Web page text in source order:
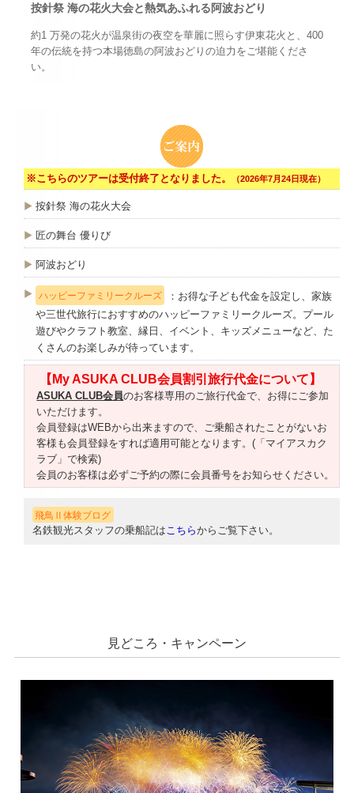
按針祭 海の花火大会と熱気あふれる阿波おどり
約1 万発の花火が温泉街の夜空を華麗に照らす伊東花火と、400
年の伝統を持つ本場徳島の阿波おどりの迫力をご堪能くださ
い。
※こちらのツアーは受付終了となりました。 （2026年7月24日現在）
按針祭 海の花火大会
匠の舞台 優りび
阿波おどり
ハッピーファミリークルーズ
：お得な子ども代金を設定し、家族
や三世代旅行におすすめのハッピーファミリークルーズ。プール
遊びやクラフト教室、縁日、イベント、キッズメニューなど、た
くさんのお楽しみが待っています。
【My ASUKA CLUB会員割引旅行代金について】
ASUKA CLUB会員のお客様専用のご旅行代金で、お得にご参加
いただけます。
会員登録はWEBから出来ますので、ご乗船されたことがないお
客様も会員登録をすれば適用可能となります。(「マイアスカク
ラブ」で検索)
会員のお客様は必ずご予約の際に会員番号をお知らせください。
飛鳥Ⅱ体験ブログ
名鉄観光スタッフの乗船記は こちらからご覧下さい。
見どころ・キャンペーン